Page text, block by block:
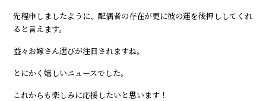
先程申しましたように、配偶者の存在が更に彼の運を後押ししてくれ
ると言えます。
益々お嫁さん選びが注目されますね。
とにかく嬉しいニュースでした。
これからも楽しみに応援したいと思います！